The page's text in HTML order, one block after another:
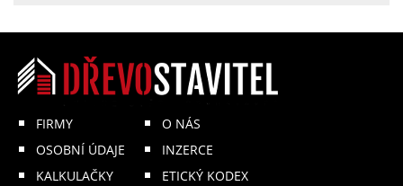
FIRMY
OSOBNÍ ÚDAJE
KALKULAČKY
O NÁS
INZERCE
ETICKÝ KODEX